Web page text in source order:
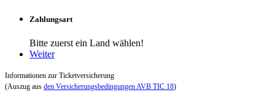
Zahlungsart
Bitte zuerst ein Land wählen!
Weiter
Informationen zur Ticketversicherung
(Auszug aus den Versicherungsbedingungen AVB TIC 18)